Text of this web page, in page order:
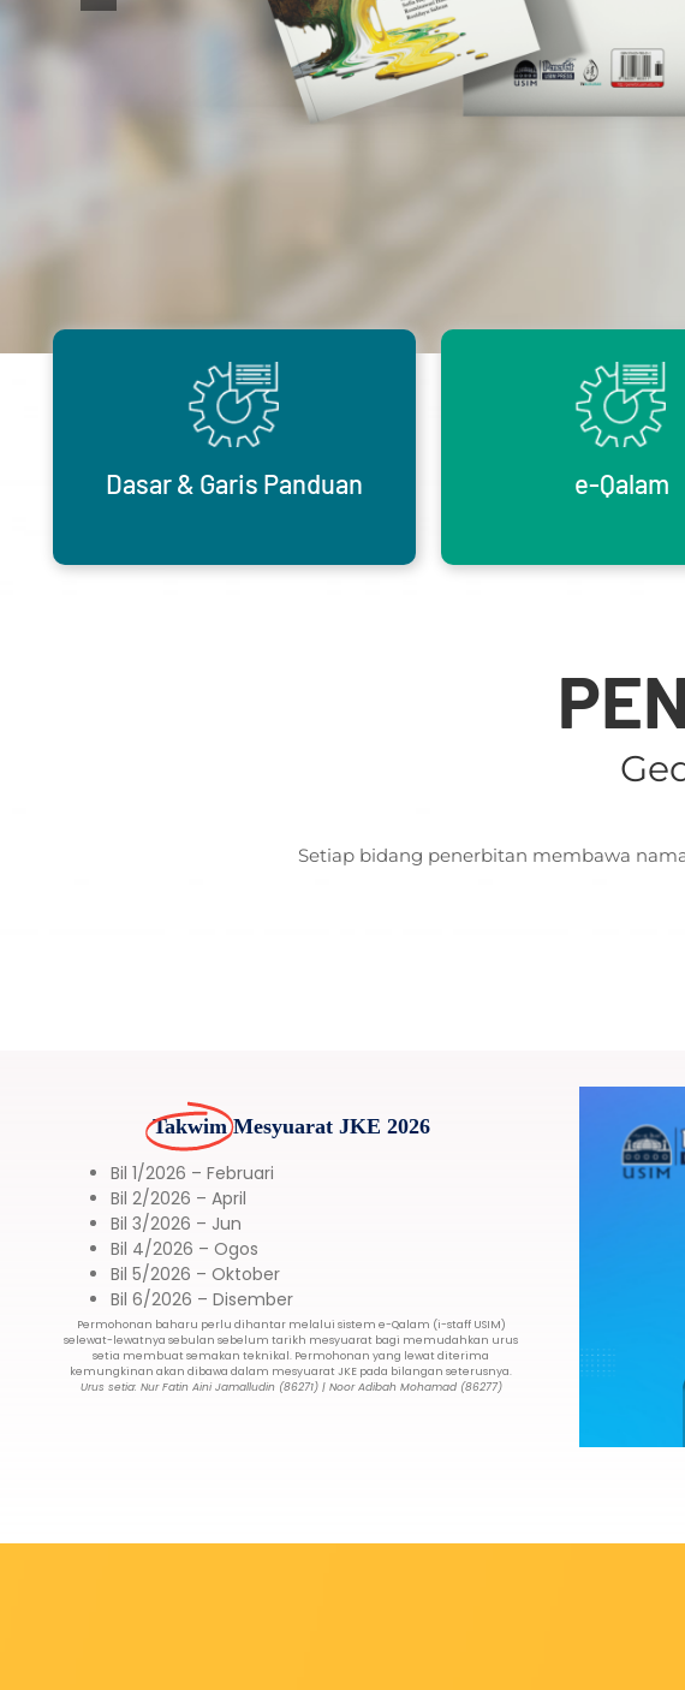
Dasar& Garis Panduan e-Qalam
Setiap bidang penerbitan membawa
Takwim Mesyuarat JKE 2026
Bil 1/2026 – Februari
Bil 2/2026 – April
Bil 3/2026 – Jun
Bil 4/2026 – Ogos
Bil 5/2026 – Oktober
Bil 6/2026 – Disember
Permohonan baharu perlu dihantar melalui sistem e-Qalam (i-staff USIM)
selewat-lewatnya sebulan sebelum tarikh mesyuarat bagi memudahkan urus
setia membuat semakan teknikal. Permohonan yang lewat diterima
kemungkinan akan dibawa dalam mesyuarat JKE pada bilangan seterusnya.
Urus setia: Nur Fatin Aini Jamalludin (86271) | Noor Adibah Mohamad (86277)